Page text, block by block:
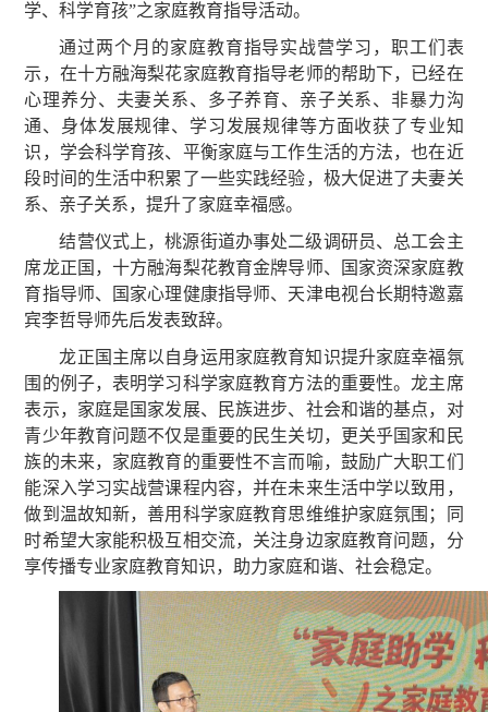
学、科学育孩”之家庭教育指导活动。
通过两个月的家庭教育指导实战营学习，职工们表
示，在十方融海梨花家庭教育指导老师的帮助下，已经在
心理养分、夫妻关系、多子养育、亲子关系、非暴力沟
通、身体发展规律、学习发展规律等方面收获了专业知
识，学会科学育孩、平衡家庭与工作生活的方法，也在近
段时间的生活中积累了一些实践经验，极大促进了夫妻关
系、亲子关系，提升了家庭幸福感。
结营仪式上，桃源街道办事处二级调研员、总工会主
席龙正国，十方融海梨花教育金牌导师、国家资深家庭教
育指导师、国家心理健康指导师、天津电视台长期特邀嘉
宾李哲导师先后发表致辞。
龙正国主席以自身运用家庭教育知识提升家庭幸福氛
围的例子，表明学习科学家庭教育方法的重要性。龙主席
表示，家庭是国家发展、民族进步、社会和谐的基点，对
青少年教育问题不仅是重要的民生关切，更关乎国家和民
族的未来，家庭教育的重要性不言而喻，鼓励广大职工们
能深入学习实战营课程内容，并在未来生活中学以致用，
做到温故知新，善用科学家庭教育思维维护家庭氛围；同
时希望大家能积极互相交流，关注身边家庭教育问题，分
享传播专业家庭教育知识，助力家庭和谐、社会稳定。